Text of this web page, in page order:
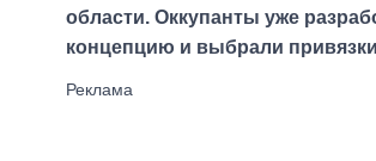
области. Оккупанты уже
концепцию и выбрали